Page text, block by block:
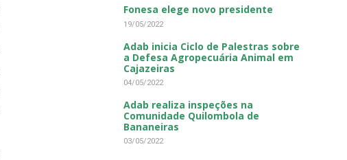
Fonesa elege novo presidente
19/05/2022
Adab inicia Ciclo de Palestras sobre
a Defesa Agropecuária Animal em
Cajazeiras
04/05/2022
Adab realiza inspeções na
Comunidade Quilombola de
Bananeiras
03/05/2022